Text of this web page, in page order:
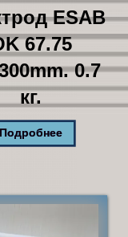
ESAB
67.75
0.7
кг.
Подробнее